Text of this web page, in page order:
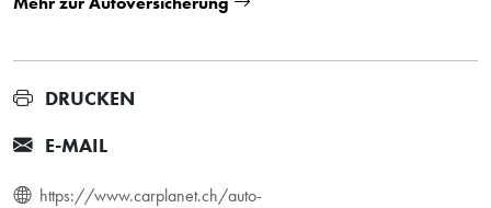
DRUCKEN
E-MAIL
https://www.carplanet.ch/auto-